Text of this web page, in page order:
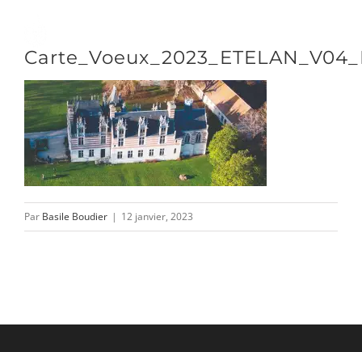
contenu
Toggle
DÉCOUVRIR
VENIR
NOUS SUIVRE
Par Basile Boudier | 12 janvier, 2023